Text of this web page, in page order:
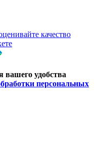
удобства
персональных